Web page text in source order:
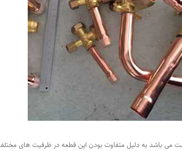
می باشد به دلیل متفاوت بودن این قطعه در ظرفیت های